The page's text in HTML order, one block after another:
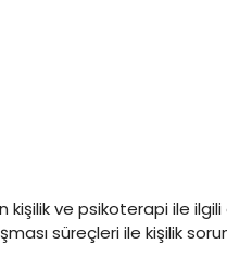
ve psikoterapi ile
süreçleri ile kişilik